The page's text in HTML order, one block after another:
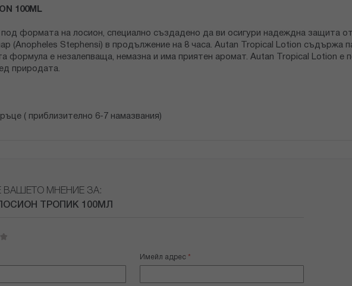
100ML
формата на лосион, специално създадено да ви осигури надеждна защита
(Аnopheles Stephensi) в продължение на 8 часа. Autan Tropical Lotion съдържа
формула е незалепваща, немазна и има приятен аромат. Autan Tropical Lotion
природата.
( приблизително 6-7 намазвания)
ВАШЕТО МНЕНИЕ ЗА:
ТРОПИК 100МЛ
Имейл адрес